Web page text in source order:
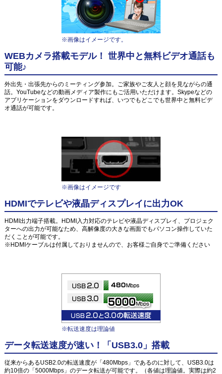
※画像はイメージです。
WEBカメラ搭載モデル！ 世界中と無料ビデオ通話も
可能♪
外出先・出張先からのミーティング参加。ご家族やご友人と顔を見ながらの通
話。YouTubeなどの動画メディア製作にもご活用いただけます。Skypeなどの
アプリケーションをダウンロードすれば、いつでもどこでも世界中と無料ビデ
オ通話が可能です。
※画像はイメージです
HDMIでテレビや液晶ディスプレイに出力OK
HDMI出力端子搭載。HDMI入力対応のテレビや液晶ディスプレイ、プロジェク
ターへの出力が可能なため、高解像度の大きな画面でもパソコン操作していた
だくことが可能です。
※HDMIケーブルは付属しておりませんので、お客様ご自身でご準備ください
※転送速度は理論値
データ転送速度が速い！「USB3.0」搭載
従来からあるUSB2.0の転送速度が「480Mbps」であるのに対して、USB3.0は
約10倍の「5000Mbps」のデータ転送が可能です。（各値は理論値。実際は約2